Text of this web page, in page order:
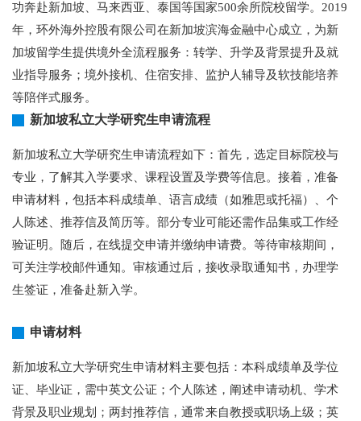
功奔赴新加坡、马来西亚、泰国等国家500余所院校留学。2019
年，环外海外控股有限公司在新加坡滨海金融中心成立，为新
加坡留学生提供境外全流程服务：转学、升学及背景提升及就
业指导服务；境外接机、住宿安排、监护人辅导及软技能培养
等陪伴式服务。
新加坡私立大学研究生申请流程
新加坡私立大学研究生申请流程如下：首先，选定目标院校与
专业，了解其入学要求、课程设置及学费等信息。接着，准备
申请材料，包括本科成绩单、语言成绩（如雅思或托福）、个
人陈述、推荐信及简历等。部分专业可能还需作品集或工作经
验证明。随后，在线提交申请并缴纳申请费。等待审核期间，
可关注学校邮件通知。审核通过后，接收录取通知书，办理学
生签证，准备赴新入学。
申请材料
新加坡私立大学研究生申请材料主要包括：本科成绩单及学位
证、毕业证，需中英文公证；个人陈述，阐述申请动机、学术
背景及职业规划；两封推荐信，通常来自教授或职场上级；英